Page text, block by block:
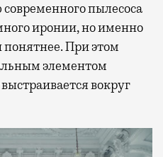
пылесоса
иронии, но именно
понятнее. При этом
элементом
вокруг